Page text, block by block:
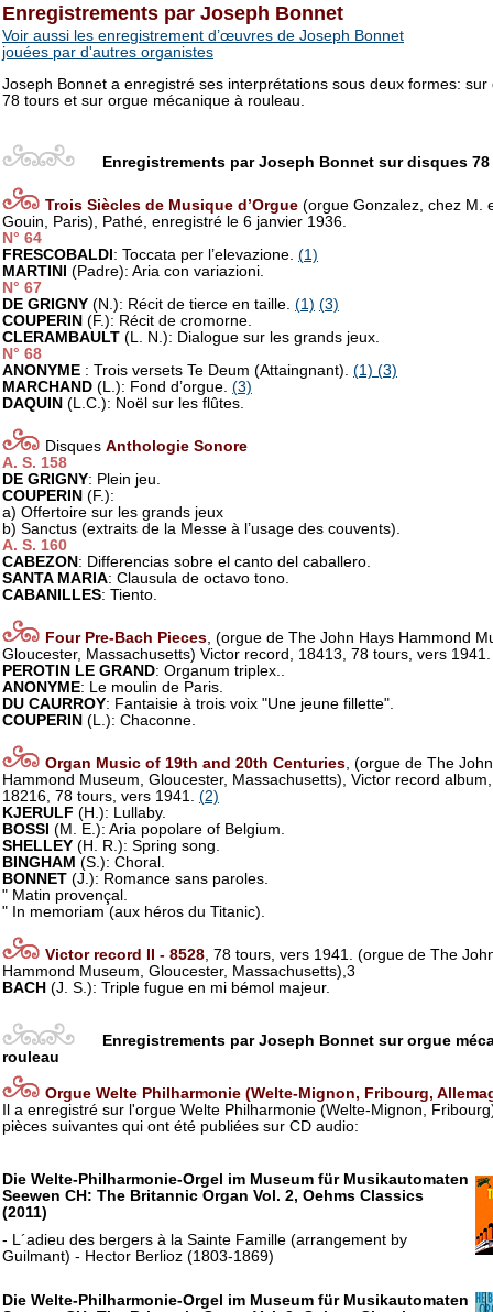
Enregistrements par Joseph Bonnet
Voir aussi les enregistrement d’œuvres de Joseph Bonnet
jouées par d'autres organistes
Joseph Bonnet a enregistré ses interprétations sous deux formes: sur
78 tours et sur orgue mécanique à rouleau.
Enregistrements par Joseph Bonnet sur disques 78
Trois Siècles de Musique d’Orgue (orgue Gonzalez, chez M.
Gouin, Paris), Pathé, enregistré le 6 janvier 1936.
N° 64
FRESCOBALDI : Toccata per l’elevazione. (1)
MARTINI
(Padre): Aria con variazioni.
N° 67
DE GRIGNY (N.): Récit de tierce en taille. (1) (3)
COUPERIN (F.): Récit de cromorne.
CLERAMBAULT (L. N.): Dialogue sur les grands jeux.
N° 68
ANONYME : Trois versets Te Deum (Attaingnant). (1) (3)
MARCHAND (L.): Fond d’orgue. (3)
DAQUIN (L.C.): Noël sur les flûtes.
Disques Anthologie Sonore
A. S. 158
DE GRIGNY: Plein jeu.
COUPERIN (F.):
a) Offertoire sur les grands jeux
b) Sanctus (extraits de la Messe à l’usage des couvents).
A. S. 160
CABEZON : Differencias sobre el canto del caballero.
SANTA MARIA: Clausula de octavo tono.
CABANILLES: Tiento.
Four Pre-Bach Pieces, (orgue de The John Hays Hammond
Gloucester, Massachusetts) Victor record, 18413, 78 tours, vers
PEROTIN LE GRAND: Organum triplex..
ANONYME: Le moulin de Paris.
DU CAURROY: Fantaisie à trois voix "Une jeune fillette".
COUPERIN (L.): Chaconne.
Organ Music of 19th and 20th Centuries, (orgue de The
Hammond Museum, Gloucester, Massachusetts), Victor record
18216, 78 tours, vers 1941. (2)
KJERULF (H.): Lullaby.
BOSSI (M. E.): Aria popolare of Belgium.
SHELLEY (H. R.): Spring song.
BINGHAM (S.): Choral.
BONNET (J.): Romance sans paroles.
" Matin provençal.
" In memoriam (aux héros du Titanic).
Victor record II - 8528, 78 tours, vers 1941. (orgue de The
Hammond Museum, Gloucester, Massachusetts),3
BACH (J. S.): Triple fugue en mi bémol majeur.
Enregistrements par Joseph Bonnet sur orgue
rouleau
Orgue Welte Philharmonie (Welte-Mignon, Fribourg,
Il a enregistré sur l'orgue Welte Philharmonie (Welte-Mignon,
pièces suivantes qui ont été publiées sur CD audio:
Die Welte-Philharmonie-Orgel im Museum für Musikautomaten
Seewen CH: The Britannic Organ Vol. 2, Oehms Classics
(2011)
- L´adieu des bergers à la Sainte Famille (arrangement by
Guilmant) - Hector Berlioz (1803-1869)
Die Welte-Philharmonie-Orgel im Museum für Musikautomaten